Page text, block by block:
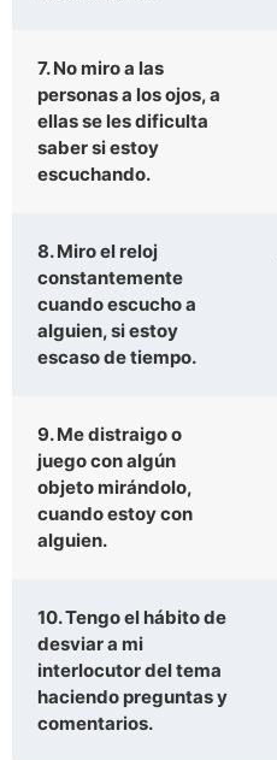
7. No miro a las
personas a los ojos, a
ellas se les dificulta
saber si estoy
escuchando.
8. Miro el reloj
constantemente
cuando escucho a
alguien, si estoy
escaso de tiempo.
9. Me distraigo o
juego con algún
objeto mirándolo,
cuando estoy con
alguien.
10. Tengo el hábito de
desviar a mi
interlocutor del tema
haciendo preguntas y
comentarios.